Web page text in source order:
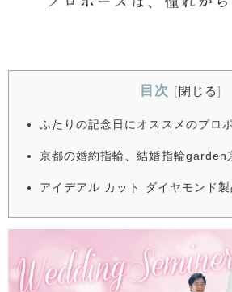
目次 [ 閉じる]
ふたりの記念日にオススメのプロ
京都の婚約指輪、結婚指輪garden
アイデアル カット ダイヤモンド製